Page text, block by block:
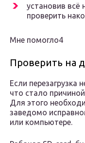
установив всё
проверить
Мне помогло4
Проверить на
Если перезагрузка
что стало
Для этого
заведомо
или компьютере.